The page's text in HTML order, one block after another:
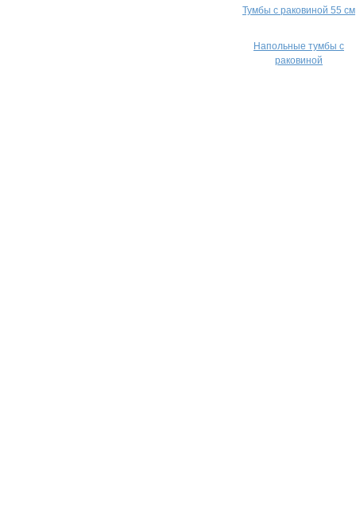
Тумбы с раковиной 55 см
Напольные тумбы с
раковиной